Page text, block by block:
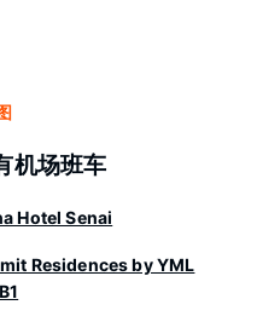
机场班车
Hotel Senai
Residences by YML